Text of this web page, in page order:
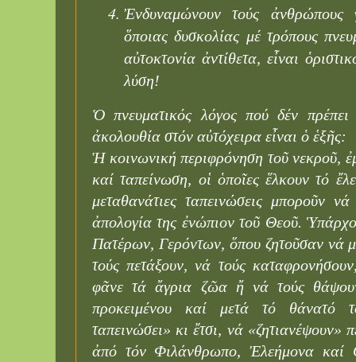
Ἐνδυναμώνουν τούς ἀνθρώπους
ὅποιας δυσκολίας μέ τρόπους
αὐτοκτονία ἀντίθετα, εἶναι
λύση!
Ὁ πνευματικός λόγος πού δέν πρέπει
ἀκολουθία στόν αὐτόχειρα εἶναι ὁ ἑξῆς:
Ἡ κοινωνική περιφρόνηση τοῦ νεκροῦ,
καί ταπείνωση, οἱ ὁποῖες ἕλκουν τό
μεταθανάτιες ταπεινώσεις μποροῦν
ἀπολογία της ἐνώπιον τοῦ Θεοῦ.
Πατέρων, Γερόντων, ὅπου ζητοῦσαν νά
τούς πετάξουν, νά τούς
φᾶνε τά ἄγρια ζῶα ἤ νά τούς
προκειμένου καί μετά τό θάνατό
ταπεινώσει» κι ἔτσι, νά «ζητιανέψουν»
ἀπό τόν Φιλάνθρωπο, Ἐλεήμονα καί